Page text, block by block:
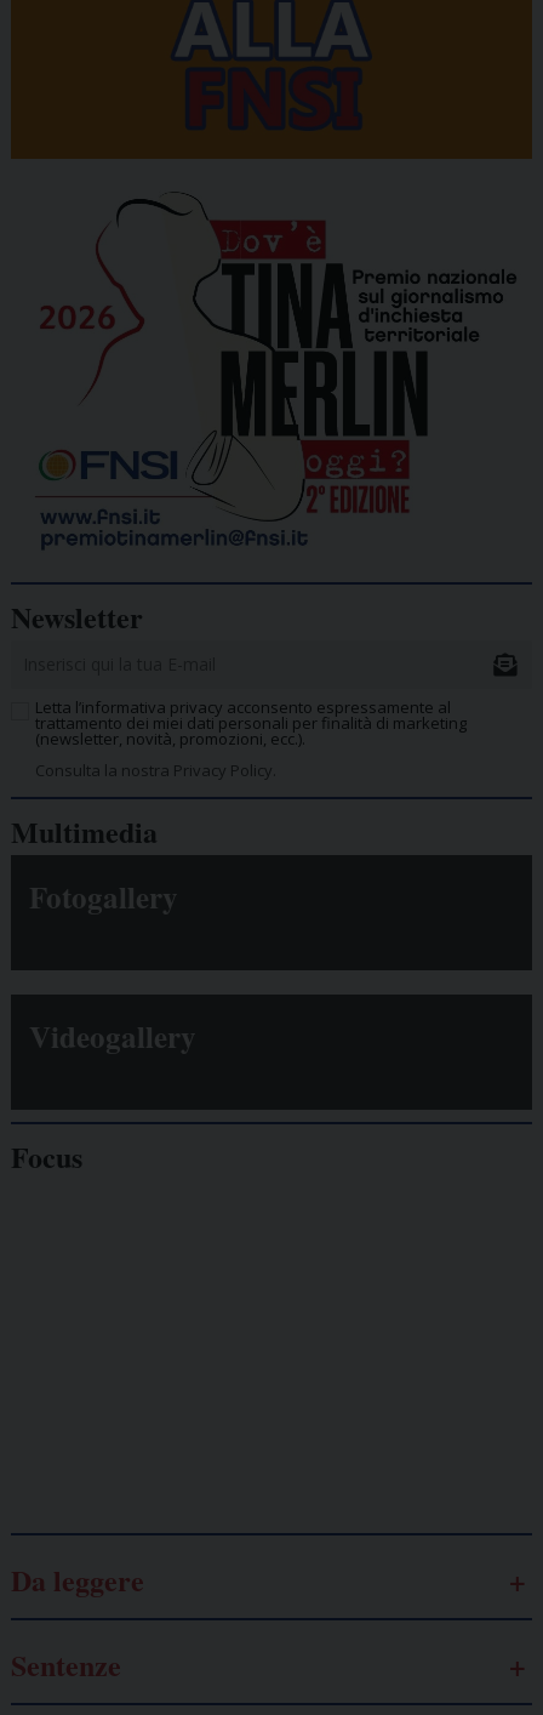
Newsletter
Letta l’informativa privacy acconsento espressamente al
trattamento dei miei dati personali per finalità di marketing
(newsletter, novità, promozioni, ecc.).
Consulta la nostra Privacy Policy.
Multimedia
Fotogallery
Videogallery
Focus
Da leggere
Sentenze